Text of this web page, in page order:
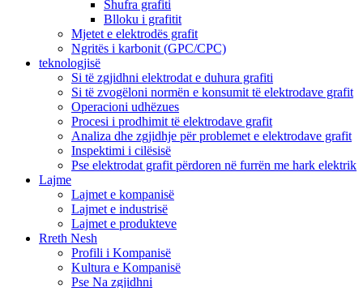
Shufra grafiti
Blloku i grafitit
Mjetet e elektrodës grafit
Ngritës i karbonit (GPC/CPC)
teknologjisë
Si të zgjidhni elektrodat e duhura grafiti
Si të zvogëloni normën e konsumit të elektrodave grafit
Operacioni udhëzues
Procesi i prodhimit të elektrodave grafit
Analiza dhe zgjidhje për problemet e elektrodave grafit
Inspektimi i cilësisë
Pse elektrodat grafit përdoren në furrën me hark elektrik
Lajme
Lajmet e kompanisë
Lajmet e industrisë
Lajmet e produkteve
Rreth Nesh
Profili i Kompanisë
Kultura e Kompanisë
Pse Na zgjidhni